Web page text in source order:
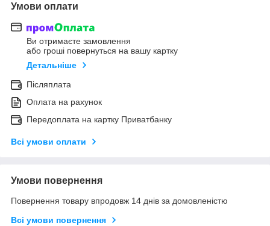
Умови оплати
Ви отримаєте замовлення
або гроші повернуться на вашу картку
Детальніше
Післяплата
Оплата на рахунок
Передоплата на картку Приватбанку
Всі умови оплати
Умови повернення
Повернення товару впродовж 14 днів за домовленістю
Всі умови повернення